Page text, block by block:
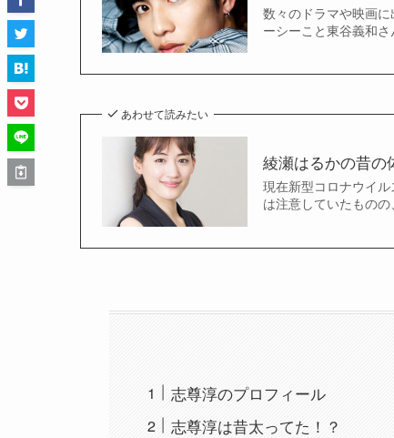
数々のドラマや映画
ーシーこと東谷義和
あわせて読みたい
綾瀬はるかの昔の
現在新型コロナウイ
は注意していたもの
志尊淳のプロフィール
志尊淳は昔太ってた！？